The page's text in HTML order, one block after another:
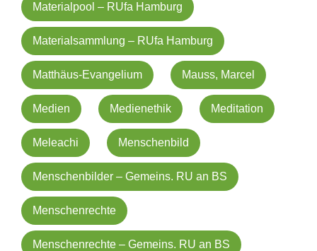
Materialpool – RUfa Hamburg
Materialsammlung – RUfa Hamburg
Matthäus-Evangelium Mauss, Marcel
Medien Medienethik Meditation
Meleachi Menschenbild
Menschenbilder – Gemeins. RU an BS
Menschenrechte
Menschenrechte – Gemeins. RU an BS